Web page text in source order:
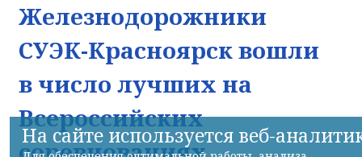
Железнодорожники
СУЭК-Красноярск вошли
в число лучших на
Всероссийских
На сайте используется веб-